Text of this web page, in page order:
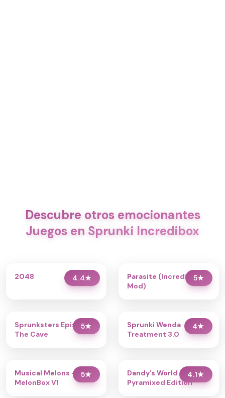
Descubre otros emocionantes
Juegos en Sprunki Incredibox
4.4★
2048 5★
Parasite (Incredibox
Mod)
5★
Sprunksters Episode 2:
The Cave
4★
Sprunki Wenda
Treatment 3.0
5★
Musical Melons –
MelonBox V1
4.1★
Dandy’s World
Pyramixed Edition